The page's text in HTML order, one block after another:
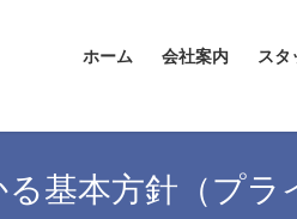
ホーム 会社案内 スタ
基本方針（プラ